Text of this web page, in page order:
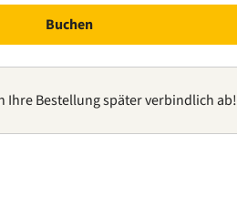
Buchen
Ihre Bestellung später verbindlich ab!